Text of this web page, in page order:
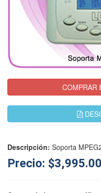
COMPRAR
Descripción: Soporta
Precio: $3,995.00